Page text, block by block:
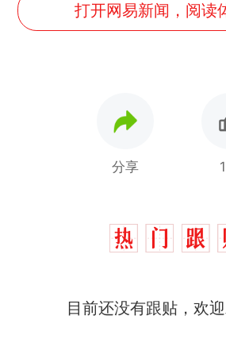
打开网易新闻，阅读
分享
目前还没有跟贴，欢
热
那个在床头
号，仅凭视频评